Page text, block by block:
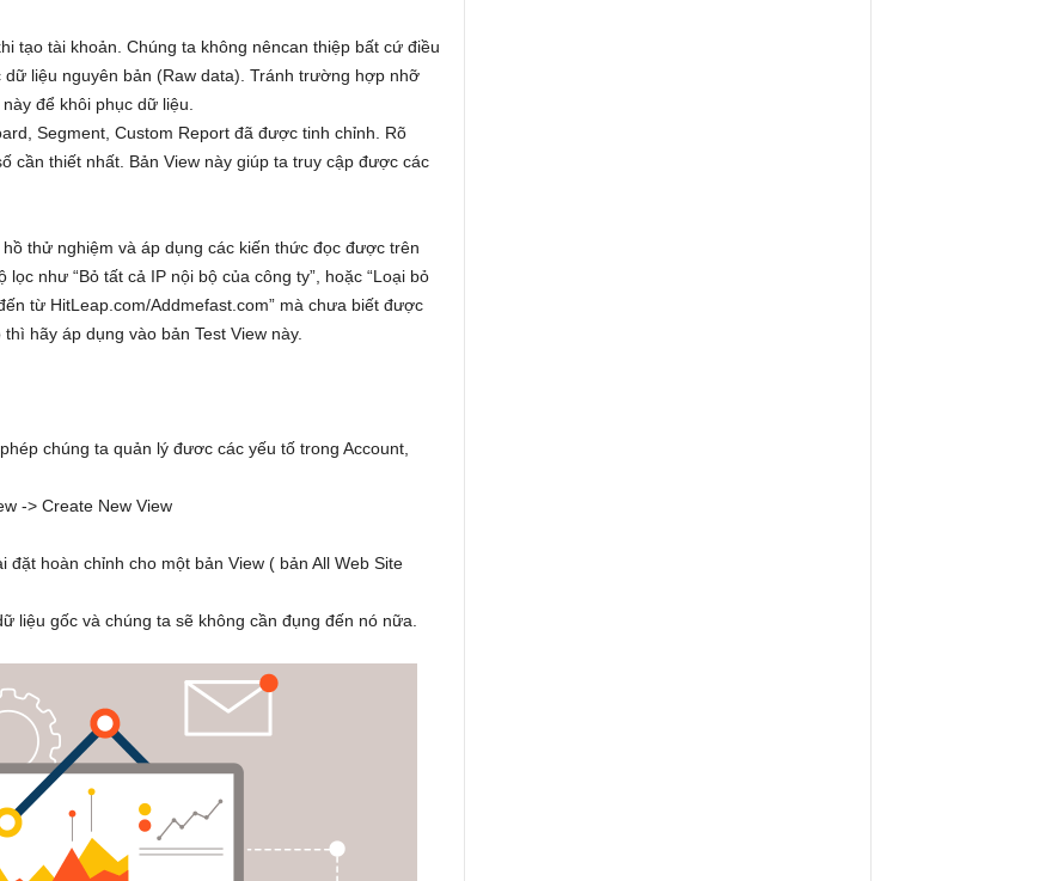
tạo tài khoản. Chúng ta không nêncan thiệp bất cứ điều
liệu nguyên bản (Raw data). Tránh trường hợp nhỡ
để khôi phục dữ liệu.
Segment, Custom Report đã được tinh chỉnh. Rõ
cần thiết nhất. Bản View này giúp ta truy cập được các
thử nghiệm và áp dụng các kiến thức đọc được trên
như “Bỏ tất cả IP nội bộ của công ty”, hoặc “Loại bỏ
từ HitLeap.com/Addmefast.com” mà chưa biết được
hãy áp dụng vào bản Test View này.
chúng ta quản lý đươc các yếu tố trong Account,
-> Create New View
hoàn chỉnh cho một bản View ( bản All Web Site
liệu gốc và chúng ta sẽ không cần đụng đến nó nữa.